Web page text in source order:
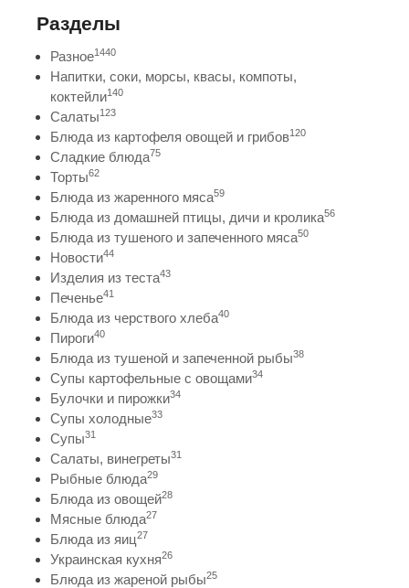
Разделы
Разное1440
Напитки, соки, морсы, квасы, компоты,
коктейли140
Салаты123
Блюда из картофеля овощей и грибов120
Сладкие блюда75
Торты62
Блюда из жаренного мяса59
Блюда из домашней птицы, дичи и кролика56
Блюда из тушеного и запеченного мяса50
Новости44
Изделия из теста43
Печенье41
Блюда из черствого хлеба40
Пироги40
Блюда из тушеной и запеченной рыбы38
Супы картофельные с овощами34
Булочки и пирожки34
Супы холодные33
Супы31
Салаты, винегреты31
Рыбные блюда29
Блюда из овощей28
Мясные блюда27
Блюда из яиц27
Украинская кухня26
Блюда из жареной рыбы25